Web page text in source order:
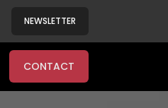
NEWSLETTER
CONTACT